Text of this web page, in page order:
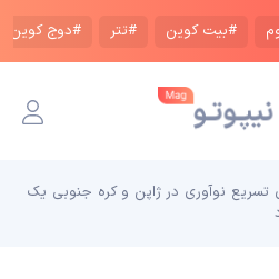
#بیت کوین #تتر #دوج کوین
تسریع نوآوری در ژاپن و کره جنوبی یک